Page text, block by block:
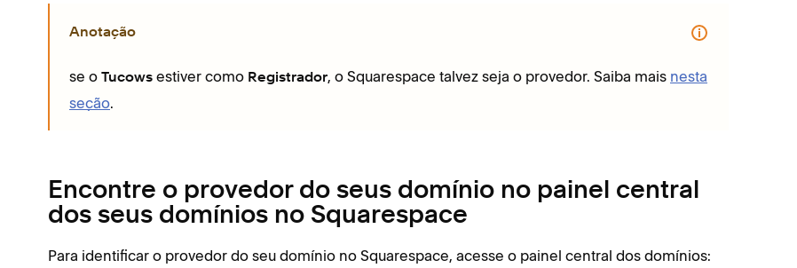
Anotação
se o Tucows estiver como Registrador, o Squarespace talvez seja o provedor. Saiba mais nesta
seção.
Encontre o provedor do seus domínio no painel central
dos seus domínios no Squarespace
Para identificar o provedor do seu domínio no Squarespace, acesse o painel central dos domínios: